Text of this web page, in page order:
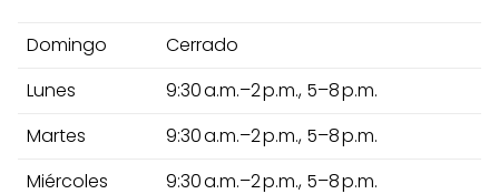
Domingo
Cerrado
Lunes
9:30 a.m.–2 p.m., 5–8 p.m.
Martes
9:30 a.m.–2 p.m., 5–8 p.m.
Miércoles
9:30 a.m.–2 p.m., 5–8 p.m.